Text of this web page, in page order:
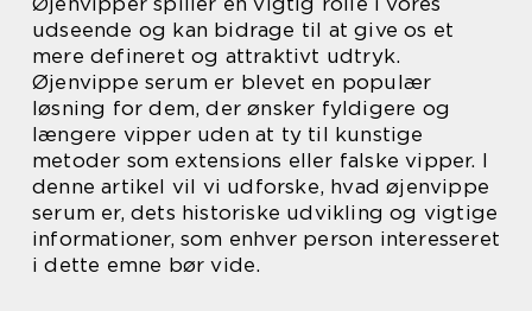
udseende og kan bidrage til at give os et
mere defineret og attraktivt udtryk.
Øjenvippe serum er blevet en populær
løsning for dem, der ønsker fyldigere og
længere vipper uden at ty til kunstige
metoder som extensions eller falske vipper. I
denne artikel vil vi udforske, hvad øjenvippe
serum er, dets historiske udvikling og vigtige
informationer, som enhver person interesseret
i dette emne bør vide.